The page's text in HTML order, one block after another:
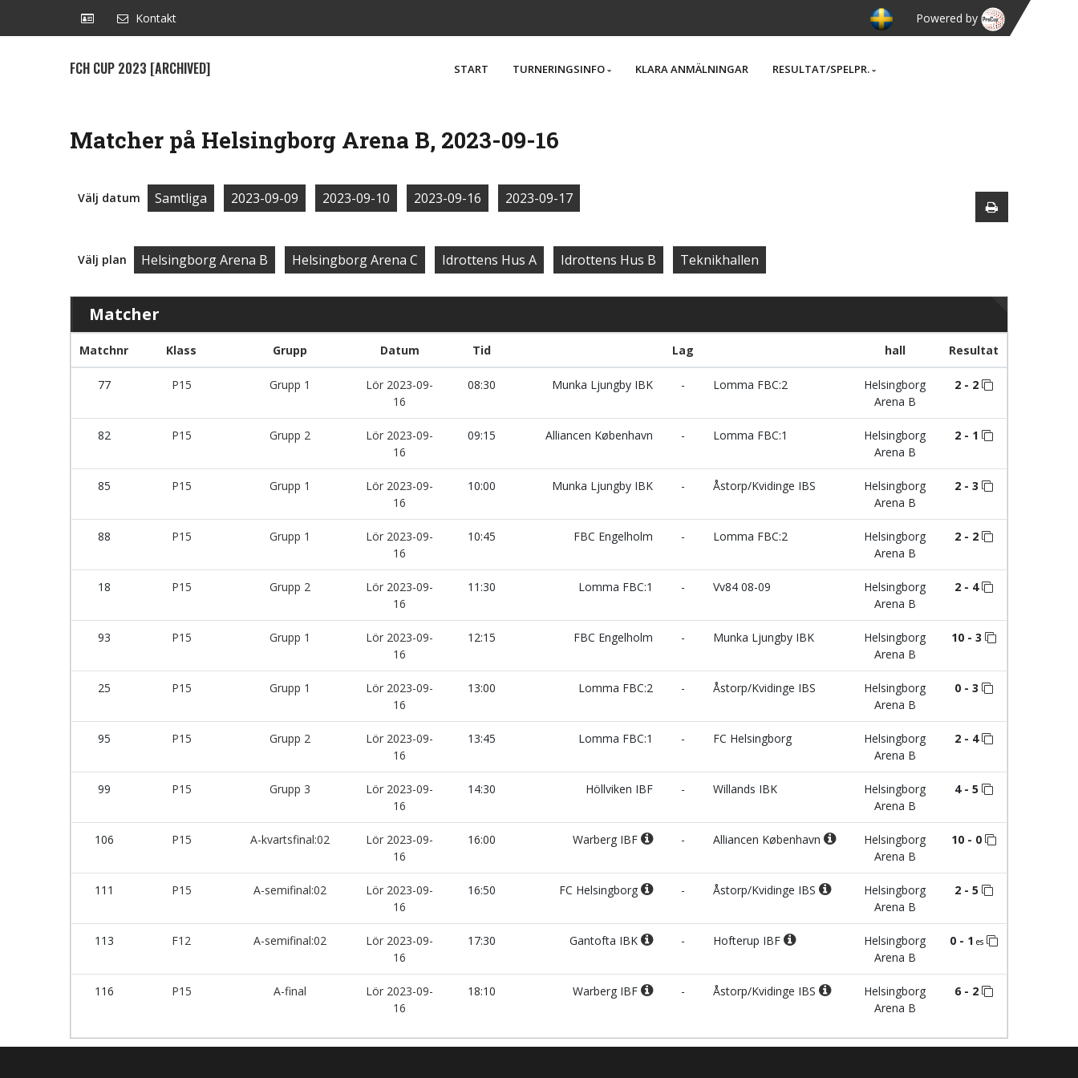
Kontakt Powered by
FCH CUP 2023 [ARCHIVED] START TURNERINGSINFO KLARA ANMÄLNINGAR RESULTAT/SPELPR.
Matcher på Helsingborg Arena B, 2023-09-16
Välj datum Samtliga 2023-09-09 2023-09-10 2023-09-16 2023-09-17
Välj plan Helsingborg Arena B Helsingborg Arena C Idrottens Hus A Idrottens Hus B Teknikhallen
Matcher
Matchnr Klass Grupp Datum Tid Lag hall Resultat
77 P15 Grupp 1
Lör 2023-09-
16
08:30 Munka Ljungby IBK - Lomma FBC:2
Helsingborg
Arena B
2 - 2
82 P15 Grupp 2
Lör 2023-09-
16
09:15 Alliancen København - Lomma FBC:1
Helsingborg
Arena B
2 - 1
85 P15 Grupp 1
Lör 2023-09-
16
10:00 Munka Ljungby IBK - Åstorp/Kvidinge IBS
Helsingborg
Arena B
2 - 3
88 P15 Grupp 1
Lör 2023-09-
16
10:45 FBC Engelholm - Lomma FBC:2
Helsingborg
Arena B
2 - 2
18 P15 Grupp 2
Lör 2023-09-
16
11:30 Lomma FBC:1 - Vv84 08-09
Helsingborg
Arena B
2 - 4
93 P15 Grupp 1
Lör 2023-09-
16
12:15 FBC Engelholm - Munka Ljungby IBK
Helsingborg
Arena B
10 - 3
25 P15 Grupp 1
Lör 2023-09-
16
13:00 Lomma FBC:2 - Åstorp/Kvidinge IBS
Helsingborg
Arena B
0 - 3
95 P15 Grupp 2
Lör 2023-09-
16
13:45 Lomma FBC:1 - FC Helsingborg
Helsingborg
Arena B
2 - 4
99 P15 Grupp 3
Lör 2023-09-
16
14:30 Höllviken IBF - Willands IBK
Helsingborg
Arena B
4 - 5
106 P15 A-kvartsfinal:02
Lör 2023-09-
16
16:00 Warberg IBF - Alliancen København
Helsingborg
Arena B
10 - 0
111 P15 A-semifinal:02
Lör 2023-09-
16
16:50 FC Helsingborg - Åstorp/Kvidinge IBS
Helsingborg
Arena B
2 - 5
113 F12 A-semifinal:02
Lör 2023-09-
16
17:30 Gantofta IBK - Hofterup IBF
Helsingborg
Arena B
0 - 1 es
116 P15 A-final
Lör 2023-09-
16
18:10 Warberg IBF - Åstorp/Kvidinge IBS
Helsingborg
Arena B
6 - 2